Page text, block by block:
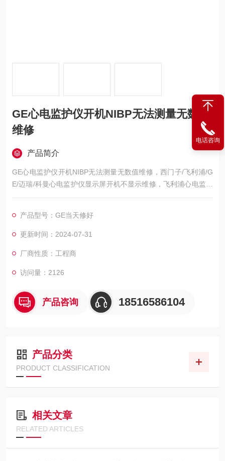
GE心电监护仪开机NIBP无法测量无数值
维修
产品简介
GE心电监护仪开机NIBP无法测量无数值维修，西门子/飞利浦/G
E/迈瑞/科曼心电监护仪显示屏开机不显示维修，飞利浦心电监护
仪开机屏幕黑屏不亮维修，飞利浦心电监护仪开机屏幕显示白屏/
利浦心电监护仪心电图波行杂乱维修，屏幕显示的呼吸波行弱/呼
吸信号弱维修，飞利浦心电监护仪心电扫描基线漂移/漂触显示屏
产品型号：GE当天修好
更新时间：2024-07-31
厂商性质：工程商
访问量：2126
产品咨询 18516586104
产品分类
PRODUCT CLASSIFICATION
相关文章
RELATED ARTICLES
电话咨询